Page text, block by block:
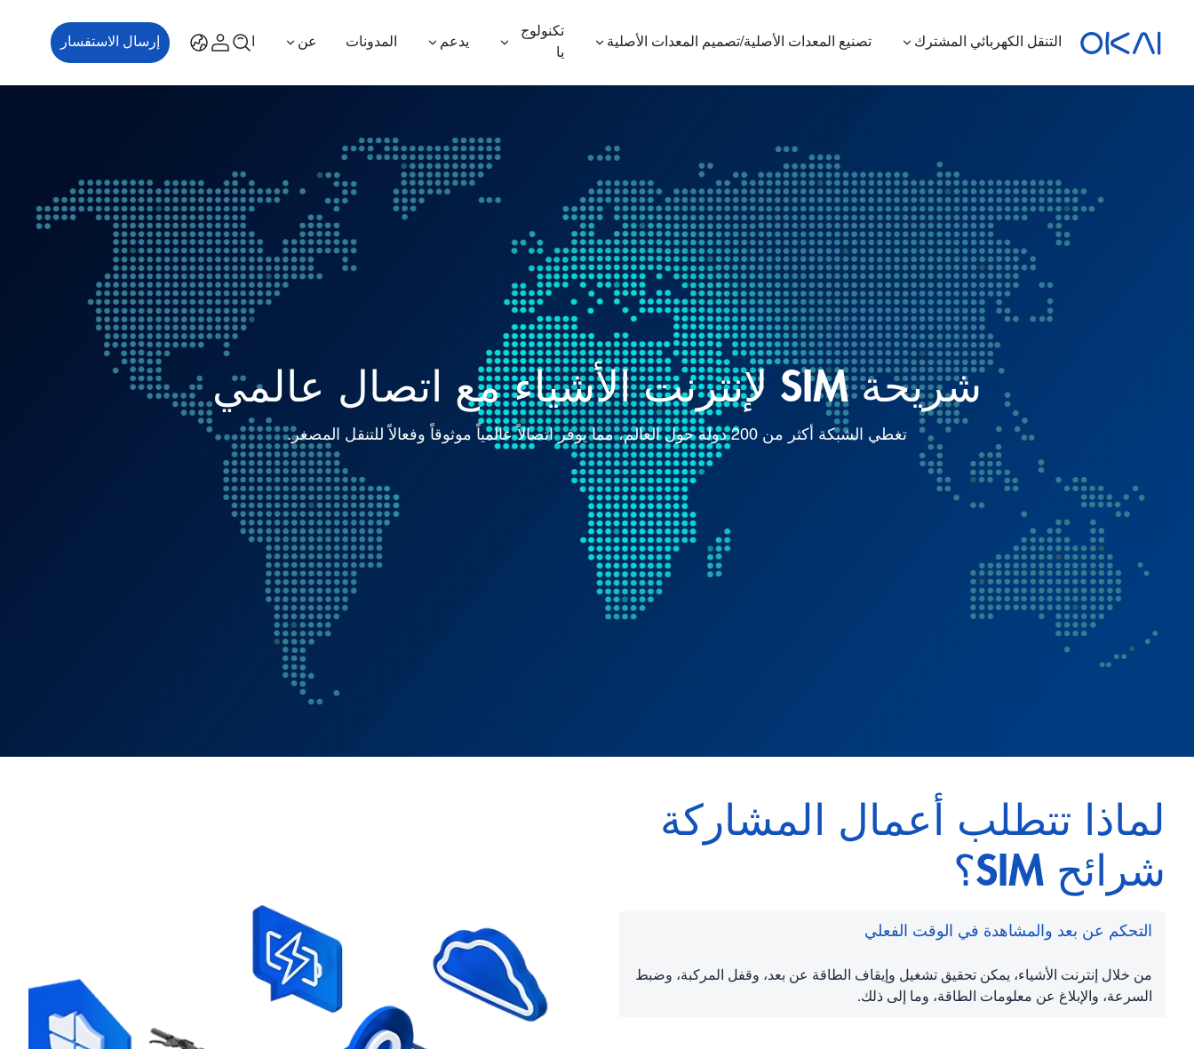
التنقل الكهربائي المشترك تصنيع المعدات الأصلية/تصميم المعدات الأصلية
تكنولوج
يا
يدعم المدونات عن اتصل بنا
سكوتر كهربائي بمقعد
ES400A
ES400AV2
ES410
ES700
إرسال الاستفسار
شريحة SIM لإنترنت الأشياء مع اتصال عالمي
تغطي الشبكة أكثر من 200 دولة حول العالم، مما يوفر اتصالاً عالمياً موثوقاً وفعالاً للتنقل المصغر.
لماذا تتطلب أعمال المشاركة
شرائح SIM؟
التحكم عن بعد والمشاهدة في الوقت الفعلي
من خلال إنترنت الأشياء، يمكن تحقيق تشغيل وإيقاف الطاقة عن بعد، وقفل المركبة، وضبط
السرعة، والإبلاغ عن معلومات الطاقة، وما إلى ذلك.